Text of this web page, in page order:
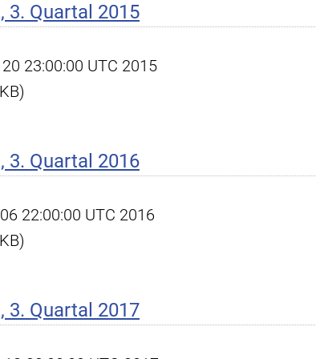
3. Quartal 2015
23:00:00 UTC 2015
3. Quartal 2016
22:00:00 UTC 2016
3. Quartal 2017